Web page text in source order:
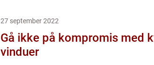
27 september 2022
Gå ikke på kompromis med
vinduer